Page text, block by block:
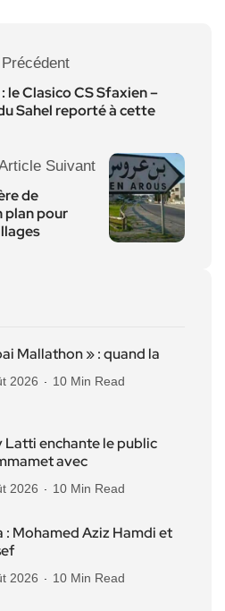
: le Clasico CS Sfaxien –
Sahel reporté à cette
Suivant
de
plan pour
Mallathon » : quand la
2026 10 Min Read
Latti enchante le public
avec
2026 10 Min Read
: Mohamed Aziz Hamdi et
2026 10 Min Read